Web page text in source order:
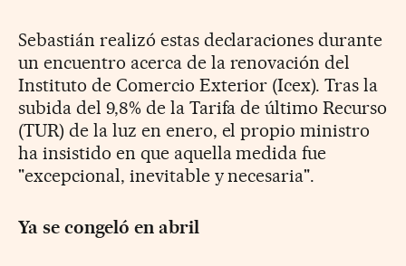
Sebastián realizó estas declaraciones durante
un encuentro acerca de la renovación del
Instituto de Comercio Exterior (Icex). Tras la
subida del 9,8% de la Tarifa de último Recurso
(TUR) de la luz en enero, el propio ministro
ha insistido en que aquella medida fue
"excepcional, inevitable y necesaria".
Ya se congeló en abril